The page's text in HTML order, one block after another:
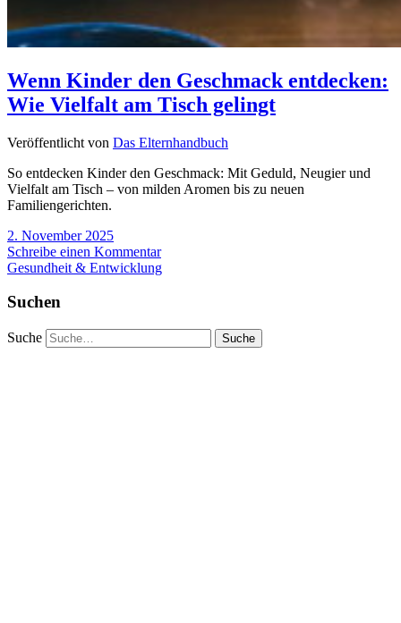
Wenn Kinder den Geschmack entdecken:
Wie Vielfalt am Tisch gelingt
Veröffentlicht von Das Elternhandbuch
So entdecken Kinder den Geschmack: Mit Geduld, Neugier und
Vielfalt am Tisch – von milden Aromen bis zu neuen
Familiengerichten.
2. November 2025
Schreibe einen Kommentar
Gesundheit & Entwicklung
Suchen
Suche